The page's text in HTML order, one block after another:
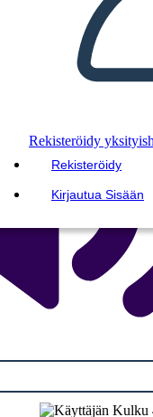
Rekisteröidy
Rekisteröidy
Kirjautua Sisään